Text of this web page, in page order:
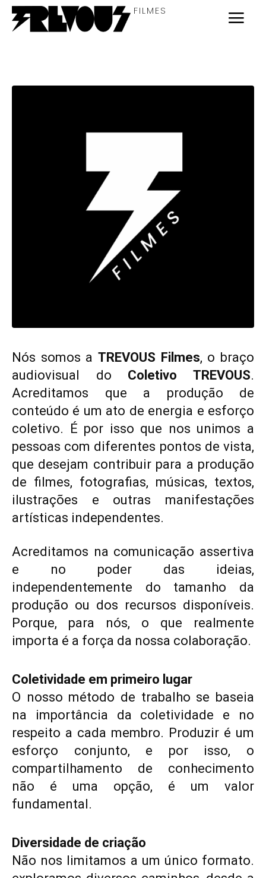
Inscreva-se
Membros
Contato
Zine
Autores
Contato
Filmes
Sobre
Blog
Portfólio
Contato
Copyright © 2025 TREVOUS®. Todos os direitos
reservados.
FILMES
Nós somos a TREVOUS Filmes, o braço
audiovisual do Coletivo TREVOUS.
Acreditamos que a produção de
conteúdo é um ato de energia e esforço
coletivo. É por isso que nos unimos a
pessoas com diferentes pontos de vista,
que desejam contribuir para a produção
de filmes, fotografias, músicas, textos,
ilustrações e outras manifestações
artísticas independentes.
Acreditamos na comunicação assertiva
e no poder das ideias,
independentemente do tamanho da
produção ou dos recursos disponíveis.
Porque, para nós, o que realmente
importa é a força da nossa colaboração.
Coletividade em primeiro lugar
O nosso método de trabalho se baseia
na importância da coletividade e no
respeito a cada membro. Produzir é um
esforço conjunto, e por isso, o
compartilhamento de conhecimento
não é uma opção, é um valor
fundamental.
Diversidade de criação
Não nos limitamos a um único formato.